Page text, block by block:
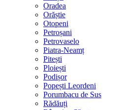
Oradea
Orăștie
Otopeni
Petroșani
Petrovaselo
Piatra-Neamț
Pitești
Ploiești
Podișor
Popești Leordeni
Porumbacu de Sus
Rădăuți